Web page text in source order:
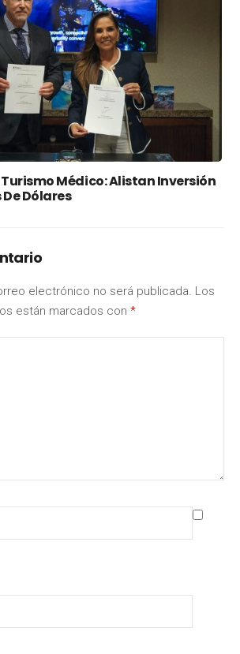
Médico: Alistan Inversión
De Dólares
electrónico no será publicada. Los
están marcados con *